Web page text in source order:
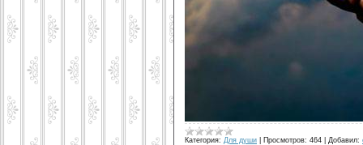
Категория: Для души Просмотров: 464 Добавил: